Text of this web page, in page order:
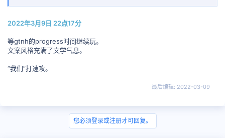
2022年3月9日 22点17分
等gtnh的progress时间继续玩。
文案风格充满了文学气息。
“我们”打速攻。
最后编辑: 2022-03-09
您必须登录或注册才可回复。